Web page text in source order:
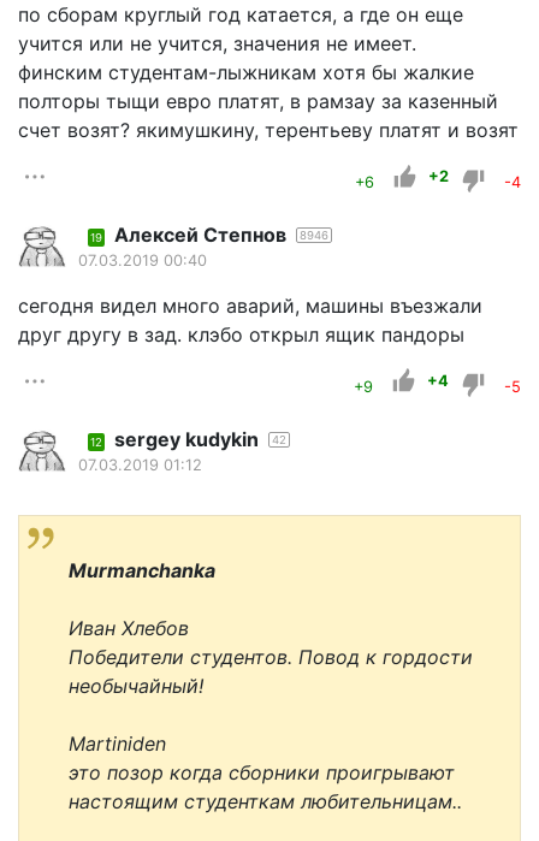
по сборам круглый год катается, а где он еще
учится или не учится, значения не имеет.
финским студентам-лыжникам хотя бы жалкие
полторы тыщи евро платят, в рамзау за казенный
счет возят? якимушкину, терентьеву платят и возят
+6 +2 -4
19 Алексей Степнов 8946
07.03.2019 00:40
сегодня видел много аварий, машины въезжали
друг другу в зад. клэбо открыл ящик пандоры
+9 +4 -5
12 sergey kudykin 42
07.03.2019 01:12
Murmanchanka
Иван Хлебов
Победители студентов. Повод к гордости
необычайный!
Martiniden
это позор когда сборники проигрывают
настоящим студенткам любительницам..